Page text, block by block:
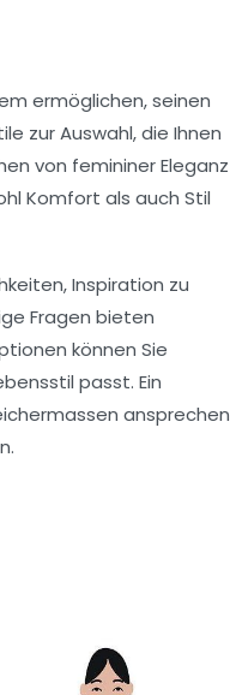
ermöglichen, seinen
zur Auswahl, die Ihnen
von femininer Eleganz
Komfort als auch Stil
Inspiration zu
Fragen bieten
können Sie
passt. Ein
ansprechen